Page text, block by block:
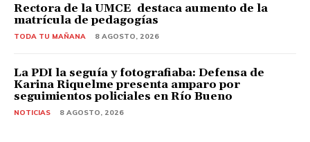
Rectora de la UMCE destaca aumento de la
matrícula de pedagogías
TODA TU MAÑANA 8 AGOSTO, 2026
La PDI la seguía y fotografiaba: Defensa de
Karina Riquelme presenta amparo por
seguimientos policiales en Río Bueno
NOTICIAS 8 AGOSTO, 2026